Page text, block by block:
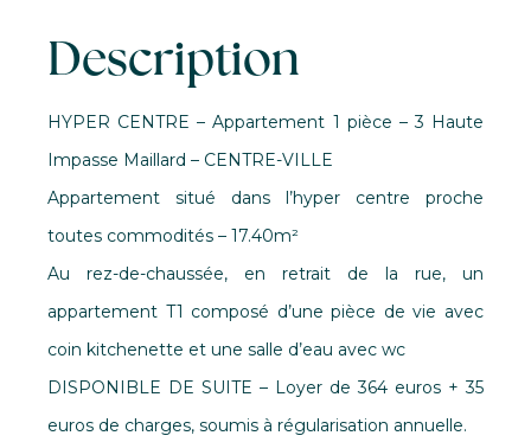
Description
HYPER CENTRE – Appartement 1 pièce – 3 Haute
Impasse Maillard – CENTRE-VILLE
Appartement situé dans l’hyper centre proche
toutes commodités – 17.40m²
Au rez-de-chaussée, en retrait de la rue, un
appartement T1 composé d’une pièce de vie avec
coin kitchenette et une salle d’eau avec wc
DISPONIBLE DE SUITE – Loyer de 364 euros + 35
euros de charges, soumis à régularisation annuelle.